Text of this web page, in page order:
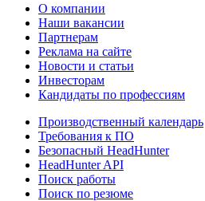
О компании
Наши вакансии
Партнерам
Реклама на сайте
Новости и статьи
Инвесторам
Кандидаты по профессиям
Производственный календарь
Требования к ПО
Безопасный HeadHunter
HeadHunter API
Поиск работы
Поиск по резюме